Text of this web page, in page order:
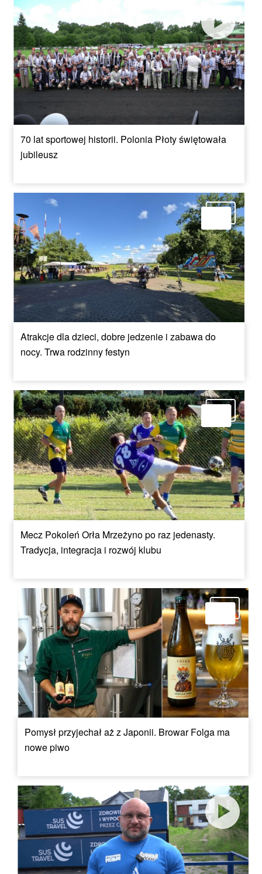
70 lat sportowej historii. Polonia Płoty świętowała
jubileusz
Atrakcje dla dzieci, dobre jedzenie i zabawa do
nocy. Trwa rodzinny festyn
Mecz Pokoleń Orła Mrzeżyno po raz jedenasty.
Tradycja, integracja i rozwój klubu
Pomysł przyjechał aż z Japonii. Browar Folga ma
nowe piwo